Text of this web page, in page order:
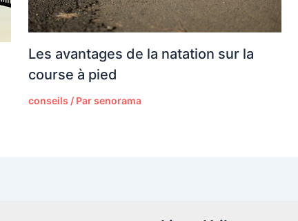
Les avantages de la natation sur la
course à pied
conseils / Parsenorama